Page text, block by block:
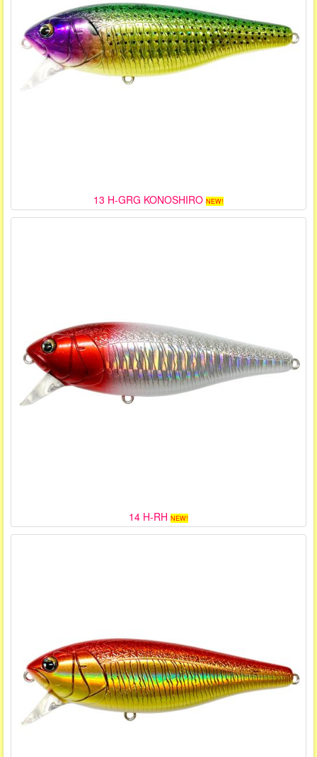
13 H-GRG KONOSHIRO NEW!
14 H-RH NEW!